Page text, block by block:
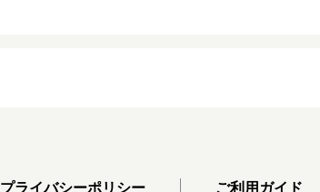
プライバシーポリシー ご利用ガイド